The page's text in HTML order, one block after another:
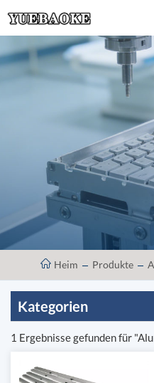
Heim Produkte
Kategorien
1 Ergebnisse gefunden für